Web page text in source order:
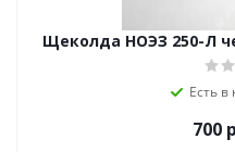
Щеколда НОЭЗ 250-Л
Есть
700